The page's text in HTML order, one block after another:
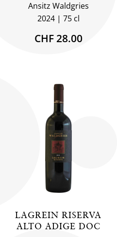
Ansitz Waldgries
2024
75 cl
CHF 28.00
LAGREIN RISERVA
ALTO ADIGE DOC